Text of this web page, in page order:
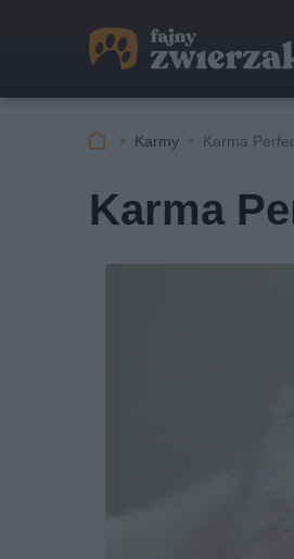
Karmy Karma
Karma